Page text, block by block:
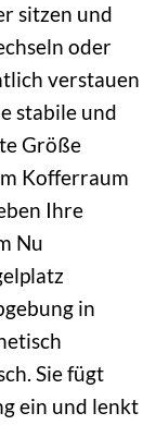
sitzen und
oder
verstauen
stabile und
Größe
Kofferraum
Ihre
Nu
in
Sie fügt
ein und lenkt